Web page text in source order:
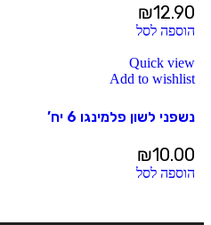
₪12.90
הוספה לסל
Quick view
Add to wishlist
נשפני לשון פלמינגו 6 יח’
₪10.00
הוספה לסל